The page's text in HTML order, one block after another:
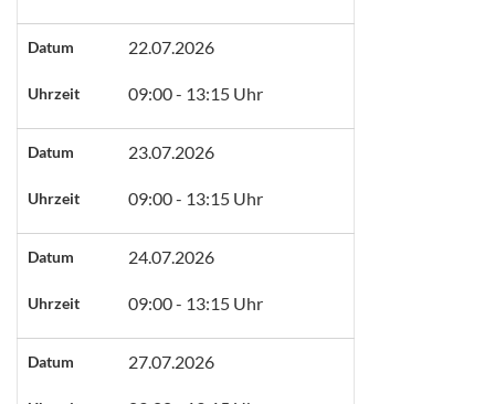
Datum 22.07.2026
Uhrzeit 09:00 - 13:15 Uhr
Datum 23.07.2026
Uhrzeit 09:00 - 13:15 Uhr
Datum 24.07.2026
Uhrzeit 09:00 - 13:15 Uhr
Datum 27.07.2026